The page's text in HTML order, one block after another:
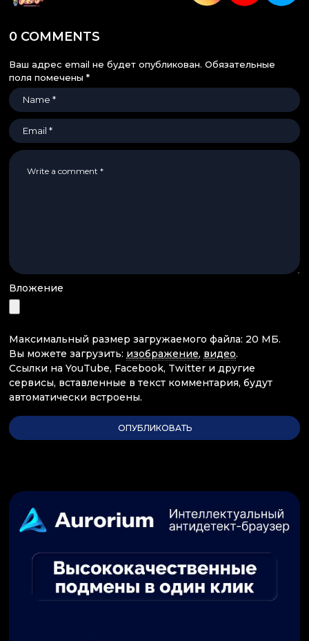
0 COMMENTS
Ваш адрес email не будет опубликован. Обязательные
поля помечены *
Вложение
Максимальный размер загружаемого файла: 20 МБ.
Вы можете загрузить: изображение, видео.
Ссылки на YouTube, Facebook, Twitter и другие
сервисы, вставленные в текст комментария, будут
автоматически встроены.